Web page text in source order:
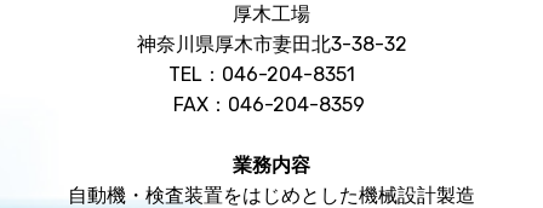
厚木工場
神奈川県厚木市妻田北3-38-32
TEL：046-204-8351
FAX：046-204-8359
業務内容
自動機・検査装置をはじめとした機械設計製造